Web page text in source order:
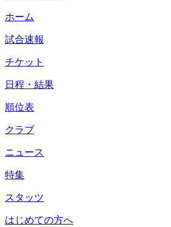
ホーム
試合速報
チケット
日程・結果
順位表
クラブ
ニュース
特集
スタッツ
はじめての方へ